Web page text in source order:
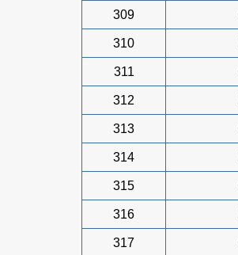
309
310
311
312
313
314
315
316
317